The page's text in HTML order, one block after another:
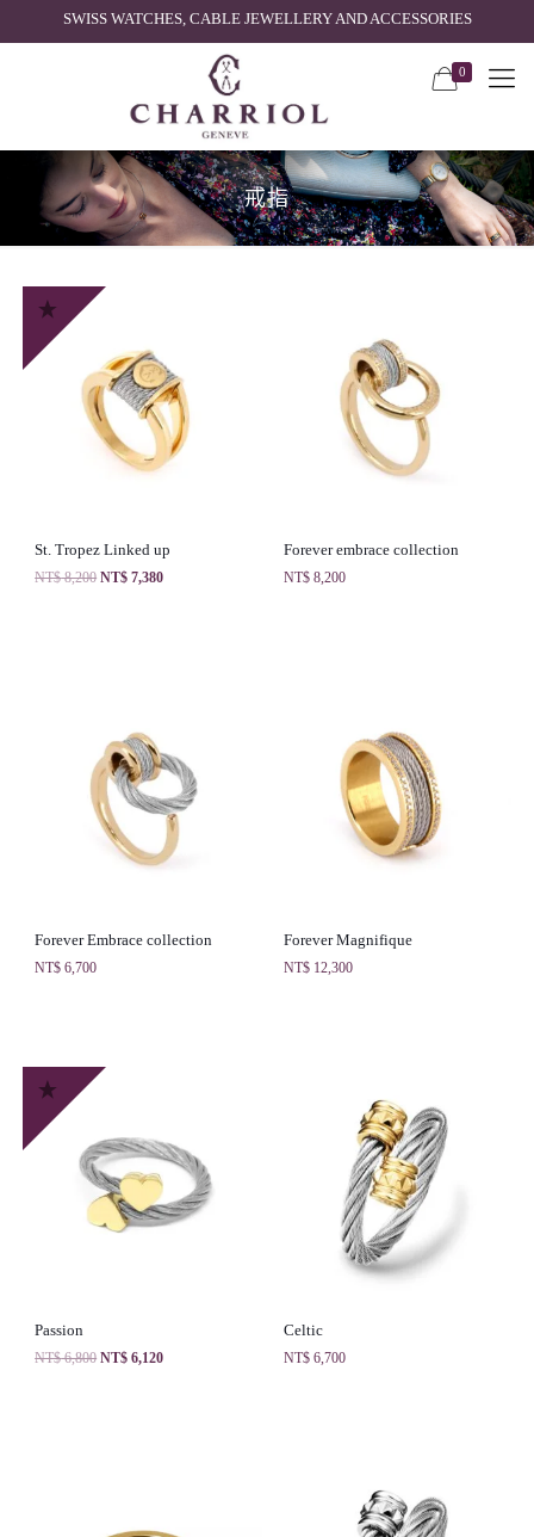
SWISS WATCHES, CABLE JEWELLERY AND ACCESSORIES
0
戒指
St. Tropez Linked up
NT$8,200 NT$ 7,380
Forever embrace collection
NT$ 8,200
Forever Embrace collection
NT$ 6,700
Forever Magnifique
NT$ 12,300
Passion
NT$6,800 NT$ 6,120
Celtic
NT$ 6,700